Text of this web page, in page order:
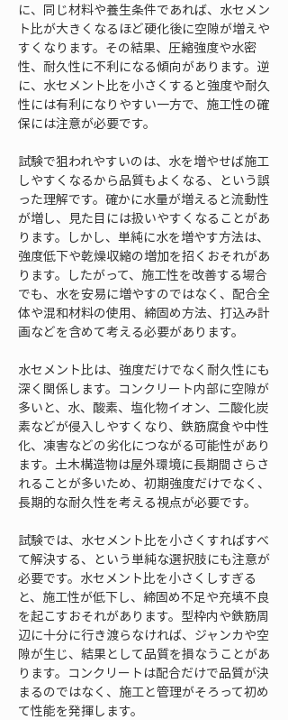
に、同じ材料や養生条件であれば、水セメン
ト比が大きくなるほど硬化後に空隙が増えや
すくなります。その結果、圧縮強度や水密
性、耐久性に不利になる傾向があります。逆
に、水セメント比を小さくすると強度や耐久
性には有利になりやすい一方で、施工性の確
保には注意が必要です。
試験で狙われやすいのは、水を増やせば施工
しやすくなるから品質もよくなる、という誤
った理解です。確かに水量が増えると流動性
が増し、見た目には扱いやすくなることがあ
ります。しかし、単純に水を増やす方法は、
強度低下や乾燥収縮の増加を招くおそれがあ
ります。したがって、施工性を改善する場合
でも、水を安易に増やすのではなく、配合全
体や混和材料の使用、締固め方法、打込み計
画などを含めて考える必要があります。
水セメント比は、強度だけでなく耐久性にも
深く関係します。コンクリート内部に空隙が
多いと、水、酸素、塩化物イオン、二酸化炭
素などが侵入しやすくなり、鉄筋腐食や中性
化、凍害などの劣化につながる可能性があり
ます。土木構造物は屋外環境に長期間さらさ
れることが多いため、初期強度だけでなく、
長期的な耐久性を考える視点が必要です。
試験では、水セメント比を小さくすればすべ
て解決する、という単純な選択肢にも注意が
必要です。水セメント比を小さくしすぎる
と、施工性が低下し、締固め不足や充填不良
を起こすおそれがあります。型枠内や鉄筋周
辺に十分に行き渡らなければ、ジャンカや空
隙が生じ、結果として品質を損なうことがあ
ります。コンクリートは配合だけで品質が決
まるのではなく、施工と管理がそろって初め
て性能を発揮します。